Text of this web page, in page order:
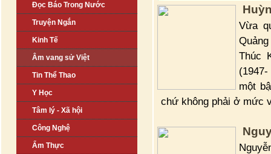
Đọc Báo Trong Nước
Truyện Ngắn
Kinh Tế
Âm vang sử Việt
Tin Thể Thao
Y Học
Tâm lý - Xã hội
Công Nghệ
Ẩm Thực
Vừa
Thúc
một
chứ không phải ở mức